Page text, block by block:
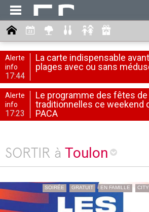
Alerte
info
17:44
La carte indispensable
plages avec ou sans
Alerte
info
17:23
Le programme des fêtes
traditionnelles ce weekend
PACA
SORTIR à Toulon
SOIRÉE GRATUIT EN FAMILLE